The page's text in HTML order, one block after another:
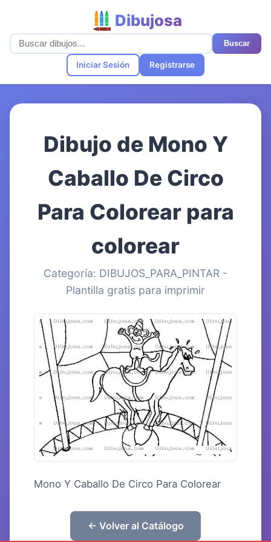
Dibujosa
Buscar
Iniciar Sesión Registrarse
Dibujo de Mono Y
Caballo De Circo
Para Colorear para
colorear
Categoría: DIBUJOS_PARA_PINTAR -
Plantilla gratis para imprimir
Mono Y Caballo De Circo Para Colorear
← Volver al Catálogo